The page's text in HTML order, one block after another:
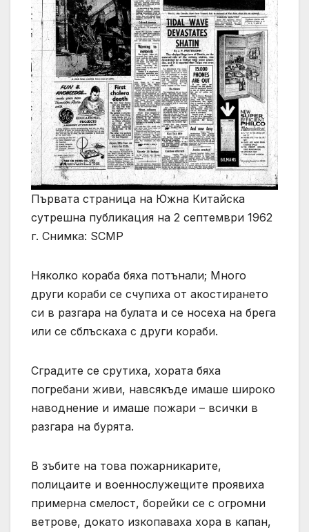
Първата страница на Южна Китайска
сутрешна публикация на 2 септември 1962
г. Снимка: SCMP
Няколко кораба бяха потънали; Много
други кораби се счупиха от акостирането
си в разгара на булата и се носеха на брега
или се сблъскаха с други кораби.
Сградите се срутиха, хората бяха
погребани живи, навсякъде имаше широко
наводнение и имаше пожари – всички в
разгара на бурята.
В зъбите на това пожарникарите,
полицаите и военнослужещите проявиха
примерна смелост, борейки се с огромни
ветрове, докато изкопаваха хора в капан,